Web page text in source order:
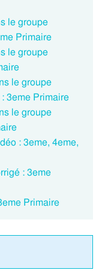
le groupe
Primaire
le groupe
le groupe
3eme Primaire
le groupe
: 3eme, 4eme,
: 3eme
Primaire